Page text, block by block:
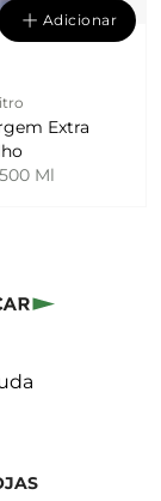
Adicionar
Extra
500 Ml